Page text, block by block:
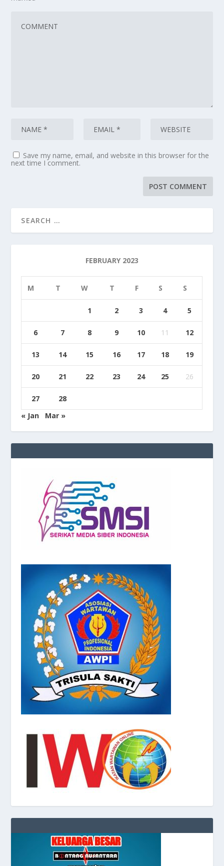
Save my name, email, and website in this browser for the
next time I comment.
FEBRUARY 2023
M T W T F S S
1 2 3 4 5
6 7 8 9 10 11 12
13 14 15 16 17 18 19
20 21 22 23 24 25 26
27
28
« Jan
Mar »